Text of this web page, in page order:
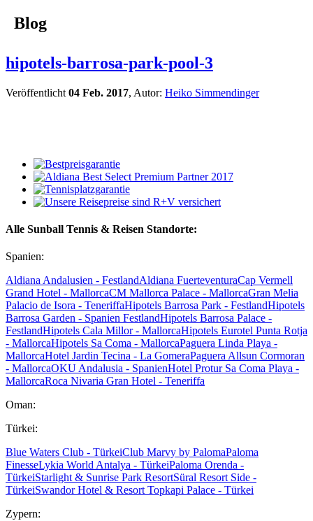
Blog
hipotels-barrosa-park-pool-3
Veröffentlicht 04 Feb. 2017, Autor: Heiko Simmendinger
Alle Sunball Tennis & Reisen Standorte:
Spanien:
Aldiana Andalusien - FestlandAldiana FuerteventuraCap Vermell
Grand Hotel - MallorcaCM Mallorca Palace - MallorcaGran Melia
Palacio de Isora - TeneriffaHipotels Barrosa Park - FestlandHipotels
Barrosa Garden - Spanien FestlandHipotels Barrosa Palace -
FestlandHipotels Cala Millor - MallorcaHipotels Eurotel Punta Rotja
- MallorcaHipotels Sa Coma - MallorcaPaguera Linda Playa -
MallorcaHotel Jardin Tecina - La GomeraPaguera Allsun Cormoran
- MallorcaOKU Andalusia - SpanienHotel Protur Sa Coma Playa -
MallorcaRoca Nivaria Gran Hotel - Teneriffa
Oman:
Türkei:
Blue Waters Club - TürkeiClub Marvy by PalomaPaloma
FinesseLykia World Antalya - TürkeiPaloma Orenda -
TürkeiStarlight & Sunrise Park ResortSüral Resort Side -
TürkeiSwandor Hotel & Resort Topkapi Palace - Türkei
Zypern: